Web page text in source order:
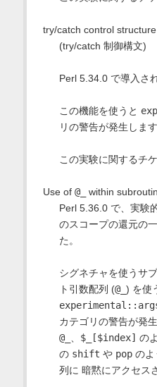
try/catch control structure
(try/catch 制御構文)
Perl 5.34.0 で導入さ
この機能を使うと
リの警告が発生します
この実験に関するチ
Use of @_
within
Perl 5.36.0 で、実験
のスコープの還元の
た。
シグネチャを使うサ
ト引数配列 (@_ ) を使
カテゴリの警告が発
@_ 、 $_[$index] の
の shift や popのよ
列に 暗黙にアクセス